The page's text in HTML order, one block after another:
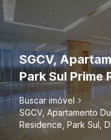
SGCV,
Park Sul Prime
Buscar imóvel
SGCV, Apartamento
Residence, Park Sul,